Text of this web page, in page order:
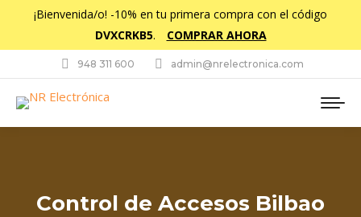
¡Bienvenida/o! -10% en tu primera compra con el código
DVXCRKB5. COMPRAR AHORA
948 311 600 admin@nrelectronica.com
Control de Accesos Bilbao